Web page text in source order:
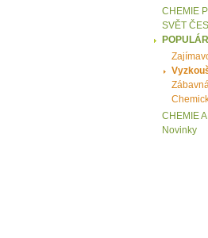
CHEMIE
SVĚT
CHEMIE
Novinky